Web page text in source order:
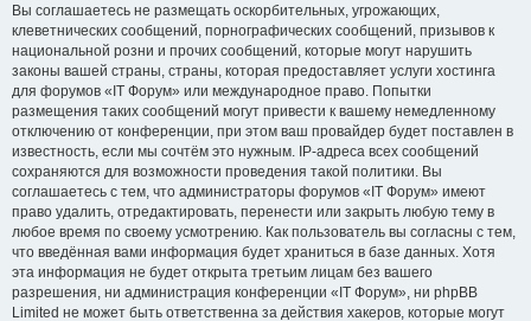
Вы соглашаетесь не размещать оскорбительных, угрожающих,
клеветнических сообщений, порнографических сообщений, призывов к
национальной розни и прочих сообщений, которые могут нарушить
законы вашей страны, страны, которая предоставляет услуги хостинга
для форумов «IT Форум» или международное право. Попытки
размещения таких сообщений могут привести к вашему немедленному
отключению от конференции, при этом ваш провайдер будет поставлен в
известность, если мы сочтём это нужным. IP-адреса всех сообщений
сохраняются для возможности проведения такой политики. Вы
соглашаетесь с тем, что администраторы форумов «IT Форум» имеют
право удалить, отредактировать, перенести или закрыть любую тему в
любое время по своему усмотрению. Как пользователь вы согласны с тем,
что введённая вами информация будет храниться в базе данных. Хотя
эта информация не будет открыта третьим лицам без вашего
разрешения, ни администрация конференции «IT Форум», ни phpBB
Limited не может быть ответственна за действия хакеров, которые могут